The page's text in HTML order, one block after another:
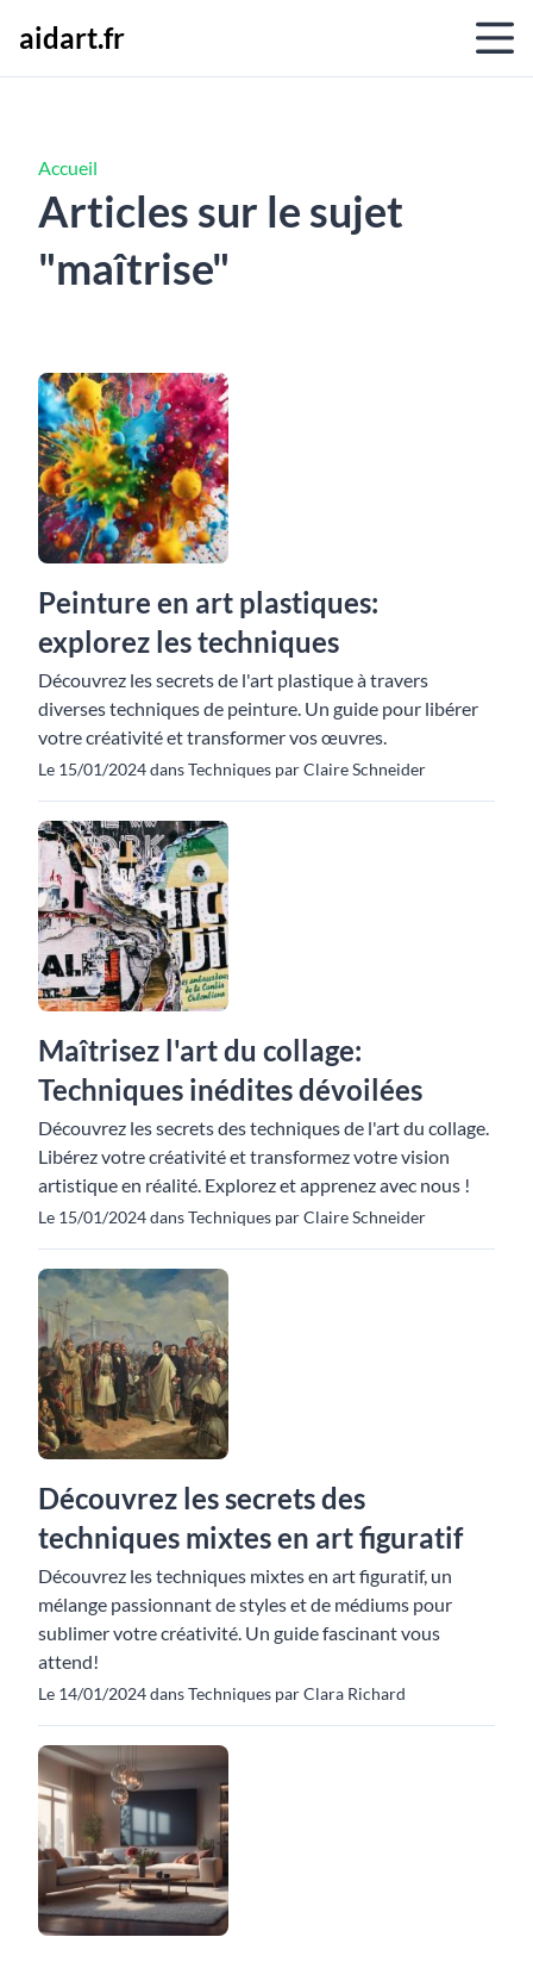
aidart.fr
Accueil
Articles sur le sujet
"maîtrise"
Peinture en art plastiques:
explorez les techniques
Découvrez les secrets de l'art plastique à travers
diverses techniques de peinture. Un guide pour libérer
votre créativité et transformer vos œuvres.
Le 15/01/2024 dans Techniques par Claire Schneider
Maîtrisez l'art du collage:
Techniques inédites dévoilées
Découvrez les secrets des techniques de l'art du collage.
Libérez votre créativité et transformez votre vision
artistique en réalité. Explorez et apprenez avec nous !
Le 15/01/2024 dans Techniques par Claire Schneider
Découvrez les secrets des
techniques mixtes en art figuratif
Découvrez les techniques mixtes en art figuratif, un
mélange passionnant de styles et de médiums pour
sublimer votre créativité. Un guide fascinant vous
attend!
Le 14/01/2024 dans Techniques par Clara Richard